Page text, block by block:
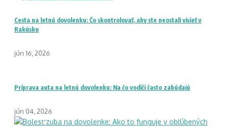
Cesta na letnú dovolenku: Čo skontrolovať, aby ste neostali visieť v
Rakúsku
jún 16, 2026
Príprava auta na letnú dovolenku: Na čo vodiči často zabúdajú
jún 04, 2026